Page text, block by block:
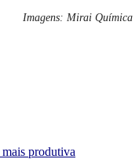
Imagens: Mirai Química
produtiva